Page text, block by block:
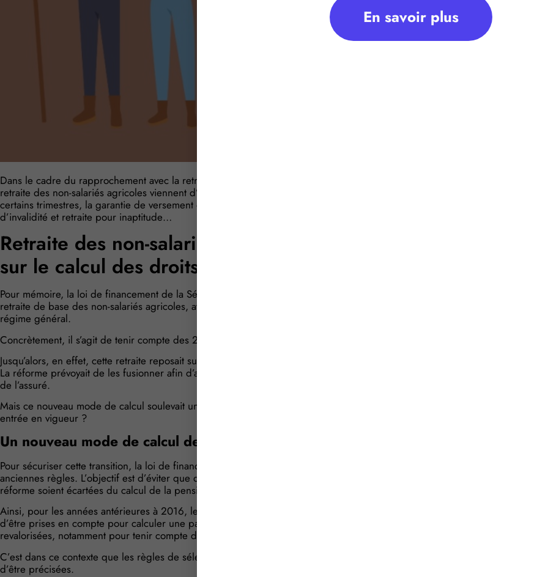
Dans le cadre du rapprochement avec la retraite du régime général, les règles applicables aux pensions de
retraite des non-salariés agricoles viennent d’être clarifiées. Sont notamment précisées la prise en compte de
certains trimestres, la garantie de versement des pensions de réversion et l’articulation entre pension
d’invalidité et retraite pour inaptitude…
Retraite des non-salariés agricoles : quelles précisions
sur le calcul des droits ?
Pour mémoire, la loi de financement de la Sécurité sociale pour 2025 a engagé une réforme importante de la
retraite de base des non-salariés agricoles, avec un objectif : rapprocher son mode de calcul de celui du
régime général.
Concrètement, il s’agit de tenir compte des 25 meilleures années de revenus professionnels.
Jusqu’alors, en effet, cette retraite reposait sur 2 éléments : une partie forfaitaire et une partie proportionnelle.
La réforme prévoyait de les fusionner afin d’aboutir à un calcul unique, fondé sur les revenus professionnels
de l’assuré.
Mais ce nouveau mode de calcul soulevait une difficulté : comment tenir compte des droits acquis avant son
entrée en vigueur ?
Un nouveau mode de calcul des droits
Pour sécuriser cette transition, la loi de financement de la Sécurité sociale pour 2026 a rétabli certaines
anciennes règles. L’objectif est d’éviter que des périodes d’assurance ou des cotisations versées avant la
réforme soient écartées du calcul de la pension.
Ainsi, pour les années antérieures à 2016, les anciennes cotisations retraite payées par l’assuré continuent
d’être prises en compte pour calculer une partie de sa pension. Elles peuvent également être majorées ou
revalorisées, notamment pour tenir compte de droits complémentaires.
C’est dans ce contexte que les règles de sélection des années retenues pour le calcul de la retraite viennent
d’être précisées.
En savoir plus